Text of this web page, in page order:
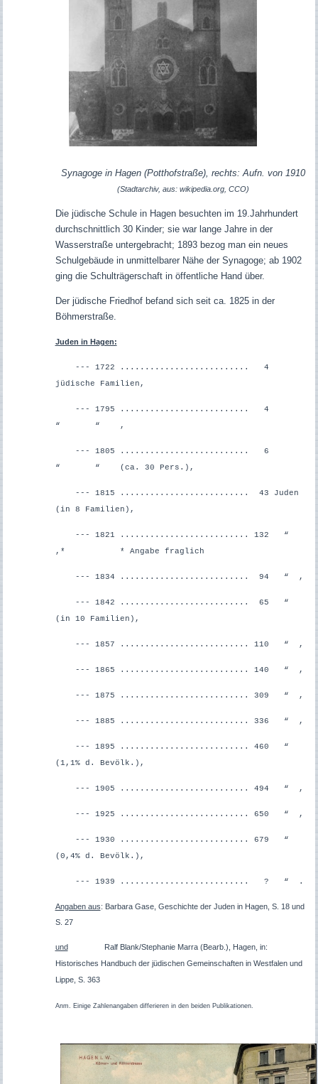
Synagoge in Hagen (Potthofstraße), rechts: Aufn. von 1910
(Stadtarchiv, aus: wikipedia.org, CCO)
Die jüdische Schule in Hagen besuchten im 19.Jahrhundert
durchschnittlich 30 Kinder; sie war lange Jahre in der
Wasserstraße untergebracht; 1893 bezog man ein neues
Schulgebäude in unmittelbarer Nähe der Synagoge; ab 1902
ging die Schulträgerschaft in öffentliche Hand über.
Der jüdische Friedhof befand sich seit ca. 1825 in der
Böhmerstraße.
Juden in Hagen:
--- 1722 .......................... 4
jüdische Familien,
--- 1795 .......................... 4
“ “ ,
--- 1805 .......................... 6
“ “ (ca. 30 Pers.),
--- 1815 .......................... 43 Juden
(in 8 Familien),
--- 1821 .......................... 132 “
,* * Angabe fraglich
--- 1834 .......................... 94 “ ,
--- 1842 .......................... 65 “
(in 10 Familien),
--- 1857 .......................... 110 “ ,
--- 1865 .......................... 140 “ ,
--- 1875 .......................... 309 “ ,
--- 1885 .......................... 336 “ ,
--- 1895 .......................... 460 “
(1,1% d. Bevölk.),
--- 1905 .......................... 494 “ ,
--- 1925 .......................... 650 “ ,
--- 1930 .......................... 679 “
(0,4% d. Bevölk.),
--- 1939 .......................... ? “ .
Angaben aus: Barbara Gase, Geschichte der Juden in Hagen, S. 18 und
S. 27
undRalf Blank/Stephanie Marra (Bearb.), Hagen, in:
Historisches Handbuch der jüdischen Gemeinschaften in Westfalen und
Lippe, S. 363
Anm. Einige Zahlenangaben differieren in den beiden Publikationen.